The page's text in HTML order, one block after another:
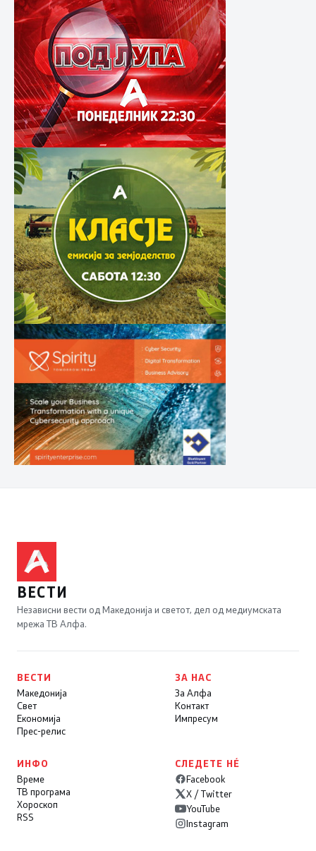
ВЕСТИ
Независни вести од Македонија и светот, дел од медиумската
мрежа ТВ Алфа.
ВЕСТИ
Македонија
Свет
Економија
Прес-релис
ЗА НАС
За Алфа
Контакт
Импресум
ИНФО
Време
ТВ програма
Хороскоп
RSS
СЛЕДЕТЕ НÉ
Facebook
X / Twitter
YouTube
Instagram